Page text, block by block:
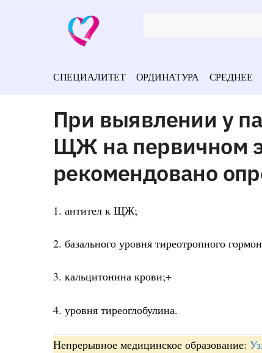
СПЕЦИАЛИТЕТ ОРДИНАТУРА СРЕДНЕЕ
При выявлении у
ЩЖ на первичном
рекомендовано
1. антител к ЩЖ;
2. базального уровня тиреотропного
3. кальцитонина крови;+
4. уровня тиреоглобулина.
Непрерывное медицинское образование: